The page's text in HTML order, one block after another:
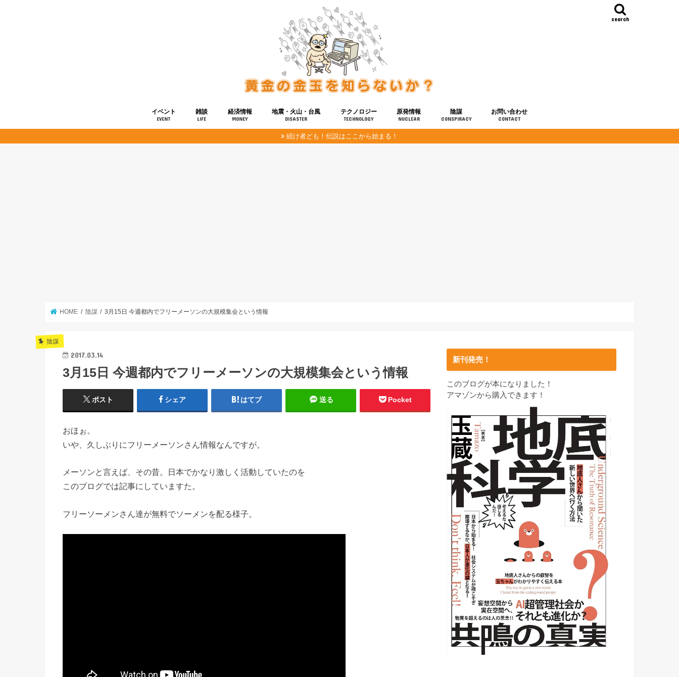
search
イベント
EVENT
雑談
LIFE
経済情報
MONEY
地震・火山・台風
DISASTER
テクノロジー
TECHNOLOGY
健康
宇宙
原発情報
NUCLEAR
陰謀
CONSPIRACY
お問い合わせ
CONTACT
続け者ども！伝説はここから始まる！
HOME 陰謀 3月15日 今週都内でフリーメーソンの大規模集会という情報
陰謀
2017.03.14
3月15日 今週都内でフリーメーソンの大規模集会という情報
ポスト シェア はてブ 送る Pocket
おほぉ。
いや、久しぶりにフリーメーソンさん情報なんですが。
メーソンと言えば、その昔。日本でかなり激しく活動していたのを
このブログでは記事にしていますた。
フリーソーメンさん達が無料でソーメンを配る様子。
新刊発売！
このブログが本になりました！
アマゾンから購入できます！